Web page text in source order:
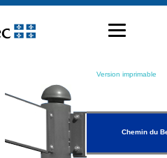
Version imprimable
Chemin du